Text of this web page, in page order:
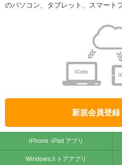
のパソコン、タブレット、スマート
新規会員登録
iPhone･iPad アプリ
Windowsストアアプリ